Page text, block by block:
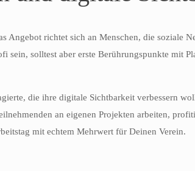
Angebot richtet sich an Menschen, die soziale
solltest aber erste Berührungspunkte mit
die ihre digitale Sichtbarkeit verbessern
an eigenen Projekten arbeiten,
mit echtem Mehrwert für Deinen Verein.